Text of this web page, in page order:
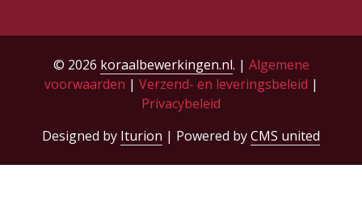
© 2026 koraalbewerkingen.nl. | Algemene
voorwaarden | Verzend- en leveringsbeleid |
Privacybeleid
Designed by Iturion | Powered byCMS united